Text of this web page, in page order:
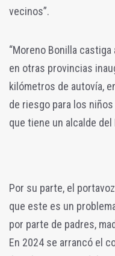
vecinos”.
“Moreno Bonilla
en otras provincias
kilómetros de autovía,
de riesgo para los
que tiene un alcalde del
Por su parte, el
que este es un
por parte de padres,
En 2024 se arrancó el